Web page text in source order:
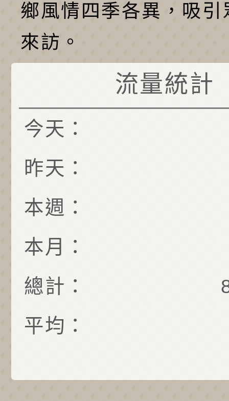
鄉風情四季各異，吸引
來訪。
流量統計
今天：
昨天：
本週：
本月：
總計：
平均：